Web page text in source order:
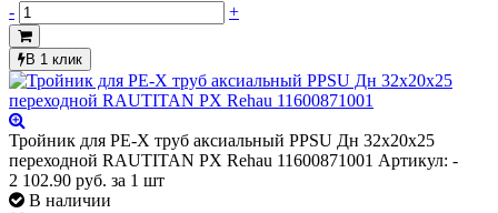
- +
В 1 клик
Тройник для PE-X труб аксиальный PPSU Дн 32х20х25
переходной RAUTITAN PX Rehau 11600871001 Артикул: -
2 102.90 руб. за 1 шт
В наличии